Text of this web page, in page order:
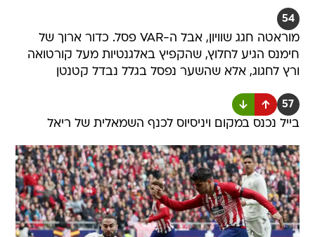
54
מוראטה חגג שוויון, אבל ה-VAR פסל. כדור ארוך של
חימנס הגיע לחלוץ, שהקפיץ באלגנטיות מעל קורטואה
ורץ לחגוג, אלא שהשער נפסל בגלל נבדל קטנטן
57
בייל נכנס במקום ויניסיוס לכנף השמאלית של ריאל